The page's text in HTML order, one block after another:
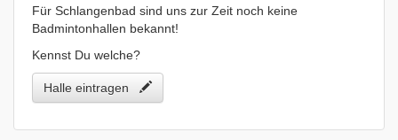
Für Schlangenbad sind uns zur Zeit noch keine
Badmintonhallen bekannt!
Kennst Du welche?
Halle eintragen